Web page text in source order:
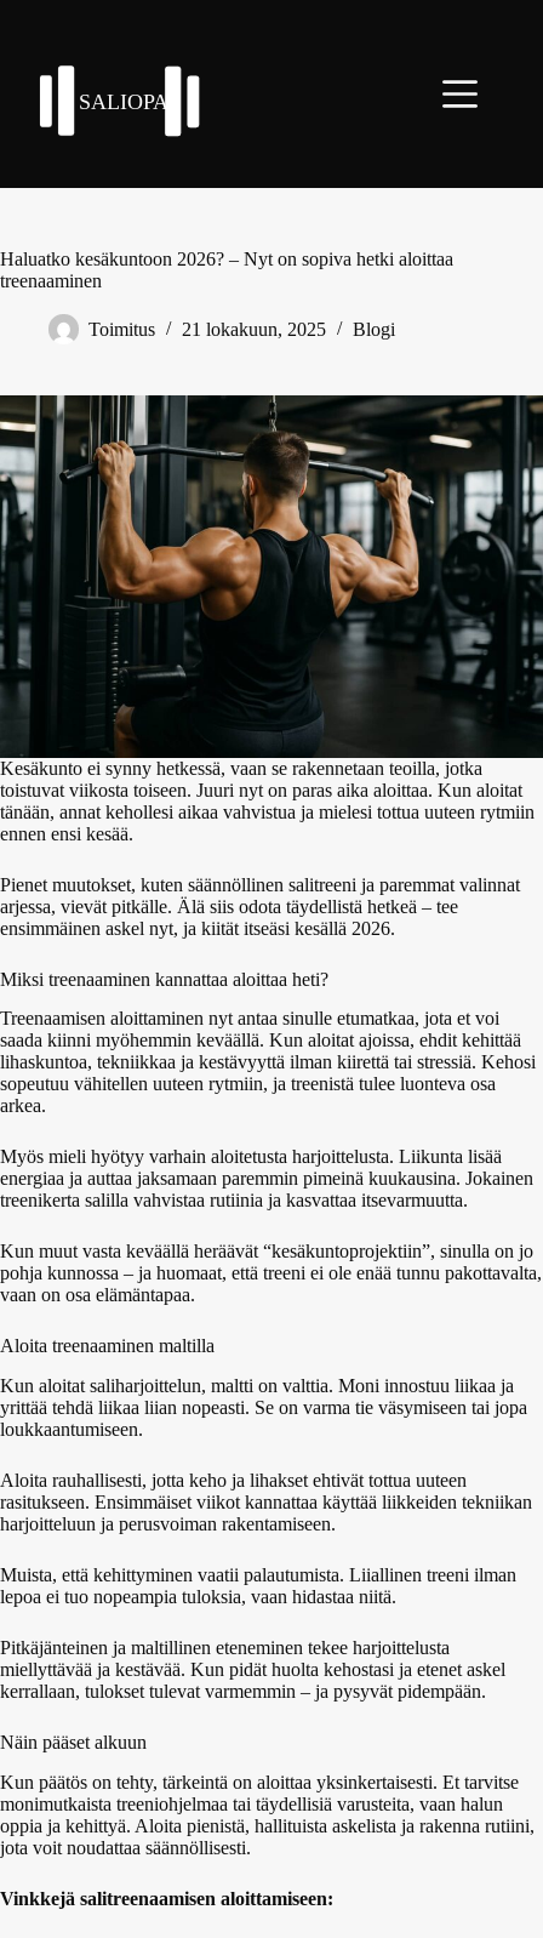
Haluatko kesäkuntoon 2026? – Nyt on sopiva hetki aloittaa
treenaaminen
Toimitus 21 lokakuun, 2025 Blogi
Kesäkunto ei synny hetkessä, vaan se rakennetaan teoilla, jotka
toistuvat viikosta toiseen. Juuri nyt on paras aika aloittaa. Kun aloitat
tänään, annat kehollesi aikaa vahvistua ja mielesi tottua uuteen rytmiin
ennen ensi kesää.
Pienet muutokset, kuten säännöllinen salitreeni ja paremmat valinnat
arjessa, vievät pitkälle. Älä siis odota täydellistä hetkeä – tee
ensimmäinen askel nyt, ja kiität itseäsi kesällä 2026.
Miksi treenaaminen kannattaa aloittaa heti?
Treenaamisen aloittaminen nyt antaa sinulle etumatkaa, jota et voi
saada kiinni myöhemmin keväällä. Kun aloitat ajoissa, ehdit kehittää
lihaskuntoa, tekniikkaa ja kestävyyttä ilman kiirettä tai stressiä. Kehosi
sopeutuu vähitellen uuteen rytmiin, ja treenistä tulee luonteva osa
arkea.
Myös mieli hyötyy varhain aloitetusta harjoittelusta. Liikunta lisää
energiaa ja auttaa jaksamaan paremmin pimeinä kuukausina. Jokainen
treenikerta salilla vahvistaa rutiinia ja kasvattaa itsevarmuutta.
Kun muut vasta keväällä heräävät “kesäkuntoprojektiin”, sinulla on jo
pohja kunnossa – ja huomaat, että treeni ei ole enää tunnu pakottavalta,
vaan on osa elämäntapaa.
Aloita treenaaminen maltilla
Kun aloitat saliharjoittelun, maltti on valttia. Moni innostuu liikaa ja
yrittää tehdä liikaa liian nopeasti. Se on varma tie väsymiseen tai jopa
loukkaantumiseen.
Aloita rauhallisesti, jotta keho ja lihakset ehtivät tottua uuteen
rasitukseen. Ensimmäiset viikot kannattaa käyttää liikkeiden tekniikan
harjoitteluun ja perusvoiman rakentamiseen.
Muista, että kehittyminen vaatii palautumista. Liiallinen treeni ilman
lepoa ei tuo nopeampia tuloksia, vaan hidastaa niitä.
Pitkäjänteinen ja maltillinen eteneminen tekee harjoittelusta
miellyttävää ja kestävää. Kun pidät huolta kehostasi ja etenet askel
kerrallaan, tulokset tulevat varmemmin – ja pysyvät pidempään.
Näin pääset alkuun
Kun päätös on tehty, tärkeintä on aloittaa yksinkertaisesti. Et tarvitse
monimutkaista treeniohjelmaa tai täydellisiä varusteita, vaan halun
oppia ja kehittyä. Aloita pienistä, hallituista askelista ja rakenna rutiini,
jota voit noudattaa säännöllisesti.
Vinkkejä salitreenaamisen aloittamiseen: